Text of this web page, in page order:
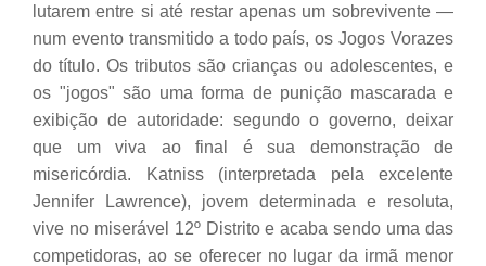
lutarem entre si até restar apenas um sobrevivente —
num evento transmitido a todo país, os Jogos Vorazes
do título. Os tributos são crianças ou adolescentes, e
os "jogos" são uma forma de punição mascarada e
exibição de autoridade: segundo o governo, deixar
que um viva ao final é sua demonstração de
misericórdia. Katniss (interpretada pela excelente
Jennifer Lawrence), jovem determinada e resoluta,
vive no miserável 12º Distrito e acaba sendo uma das
competidoras, ao se oferecer no lugar da irmã menor